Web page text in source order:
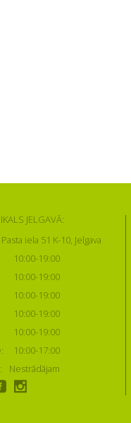
JELGAVĀ:
Pasta iela 51 K-10, Jelgava
10:00-19:00
10:00-19:00
10:00-19:00
10:00-19:00
10:00-19:00
10:00-17:00
Nestrādājam